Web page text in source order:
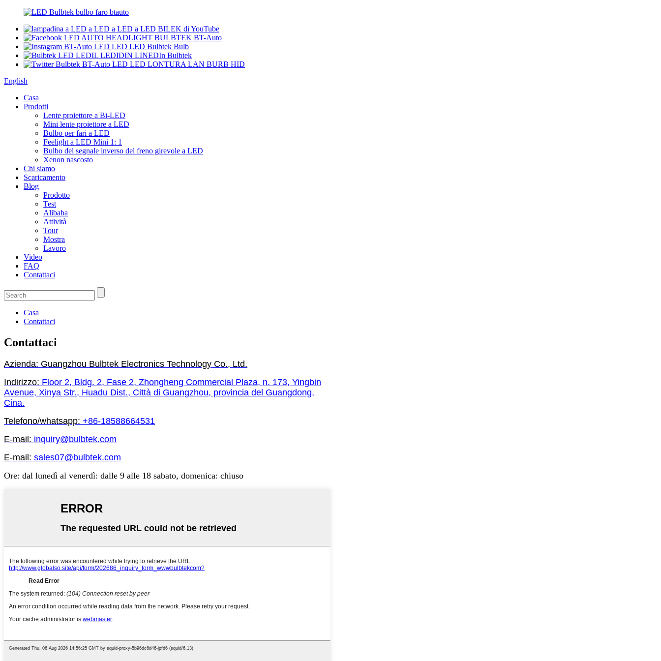
English
Casa
Prodotti
Lente proiettore a Bi-LED
Mini lente proiettore a LED
Bulbo per fari a LED
Feelight a LED Mini 1: 1
Bulbo del segnale inverso del freno girevole a LED
Xenon nascosto
Chi siamo
Scaricamento
Blog
Prodotto
Test
Alibaba
Attività
Tour
Mostra
Lavoro
Video
FAQ
Contattaci
Casa
Contattaci
Contattaci
Azienda: Guangzhou Bulbtek Electronics Technology Co., Ltd.
Indirizzo: Floor 2, Bldg. 2, Fase 2, Zhongheng Commercial Plaza, n. 173, Yingbin
Avenue, Xinya Str., Huadu Dist., Città di Guangzhou, provincia del Guangdong,
Cina.
Telefono/whatsapp: +86-18588664531
E-mail: inquiry@bulbtek.com
E-mail: sales07@bulbtek.com
Ore: dal lunedì al venerdì: dalle 9 alle 18 sabato, domenica: chiuso